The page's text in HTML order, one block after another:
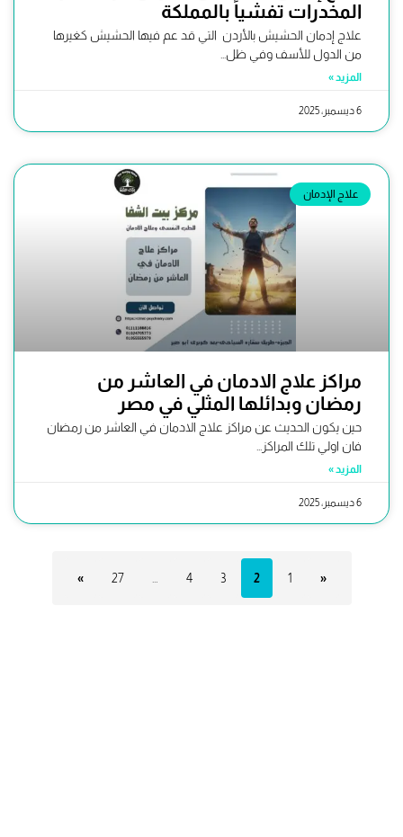
المخدرات تفشياً بالمملكة
علاج إدمان الحشيش بالأردن التي قد عم فيها الحشيش كغيرها
من الدول للأسف وفي ظل...
المزيد »
6 ديسمبر، 2025
علاج الإدمان
مراكز علاج الادمان في العاشر من
رمضان وبدائلها المثلي في مصر
حين يكون الحديث عن مراكز علاج الادمان في العاشر من رمضان
فان اولي تلك المراكز...
المزيد »
6 ديسمبر، 2025
«
1
2
3
4
27
»